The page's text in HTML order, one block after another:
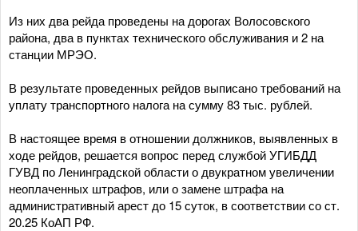
Из них два рейда проведены на дорогах Волосовского
района, два в пунктах технического обслуживания и 2 на
станции МРЭО.
В результате проведенных рейдов выписано требований на
уплату транспортного налога на сумму 83 тыс. рублей.
В настоящее время в отношении должников, выявленных в
ходе рейдов, решается вопрос перед службой УГИБДД
ГУВД по Ленинградской области о двукратном увеличении
неоплаченных штрафов, или о замене штрафа на
административный арест до 15 суток, в соответствии со ст.
20.25 КоАП РФ.